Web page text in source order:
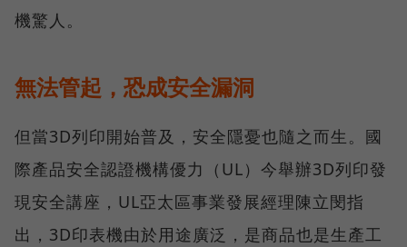
機驚人。
無法管起，恐成安全漏洞
但當3D列印開始普及，安全隱憂也隨之而生。國
際產品安全認證機構優力（UL）今舉辦3D列印發
現安全講座，UL亞太區事業發展經理陳立閔指
出，3D印表機由於用途廣泛，是商品也是生產工